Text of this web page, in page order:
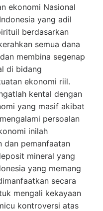
ekonomi Nasional
yang adil
berdasarkan
semua dana
membina segenap
di bidang
ekonomi riil.
kental dengan
yang masif akibat
persoalan
inilah
dan pemanfaatan
mineral yang
yang memang
secara
mengali kekayaan
kontroversi atas